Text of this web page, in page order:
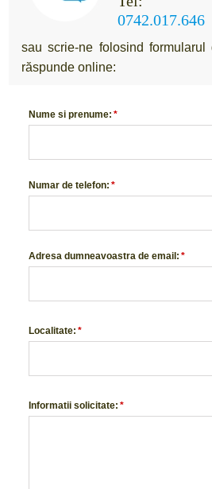
0742.017.646
sau scrie-ne folosind
răspunde online:
Nume si prenume: *
Numar de telefon: *
Adresa dumneavoastra de email: *
Localitate: *
Informatii solicitate: *